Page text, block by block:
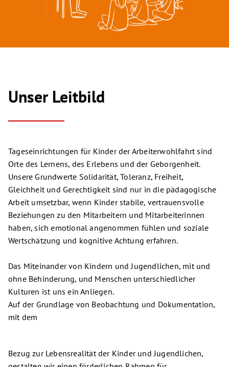
Unser Leitbild
Tageseinrichtungen für Kinder der Arbeiterwohlfahrt sind
Orte des Lernens, des Erlebens und der Geborgenheit.
Unsere Grundwerte Solidarität, Toleranz, Freiheit,
Gleichheit und Gerechtigkeit sind nur in die pädagogische
Arbeit umsetzbar, wenn Kinder stabile, vertrauensvolle
Beziehungen zu den Mitarbeitern und Mitarbeiterinnen
haben, sich emotional angenommen fühlen und soziale
Wertschätzung und kognitive Achtung erfahren.
Das Miteinander von Kindern und Jugendlichen, mit und
ohne Behinderung, und Menschen unterschiedlicher
Kulturen ist uns ein Anliegen.
Auf der Grundlage von Beobachtung und Dokumentation,
mit dem
Bezug zur Lebensrealität der Kinder und Jugendlichen,